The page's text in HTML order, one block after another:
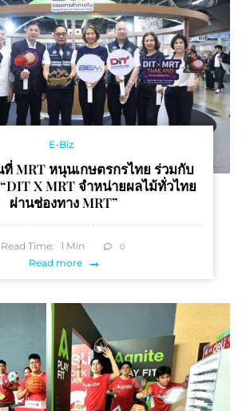
E-Biz
ที่ MRT หนุนเกษตรกรไทย ร่วมกับ
X MRT จำหน่ายผลไม้ทั่วไทย
ผ่านช่องทาง MRT”
Read Time: 1 Min 0
Read more